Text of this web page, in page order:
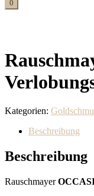
Cart
0
Kategorien:
Beschreibung
Beschreibung
Rauschmayer